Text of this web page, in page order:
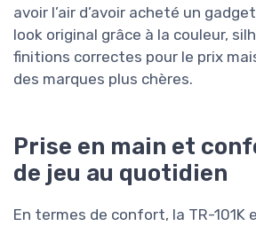
avoir l’air d’avoir acheté un
look original grâce à la couleur,
finitions correctes pour le prix
des marques plus chères.
Prise en main et
de jeu au quotidien
En termes de confort, la TR-101K